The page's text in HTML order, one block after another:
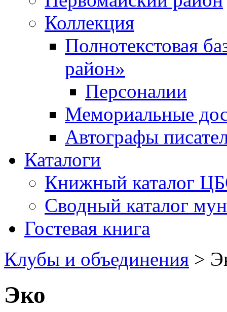
Коллекция
Полнотекстовая
район»
Персоналии
Мемориальные
Автографы
Каталоги
Книжный каталог
Сводный каталог
Гостевая книга
Клубы и объединения >
Эко